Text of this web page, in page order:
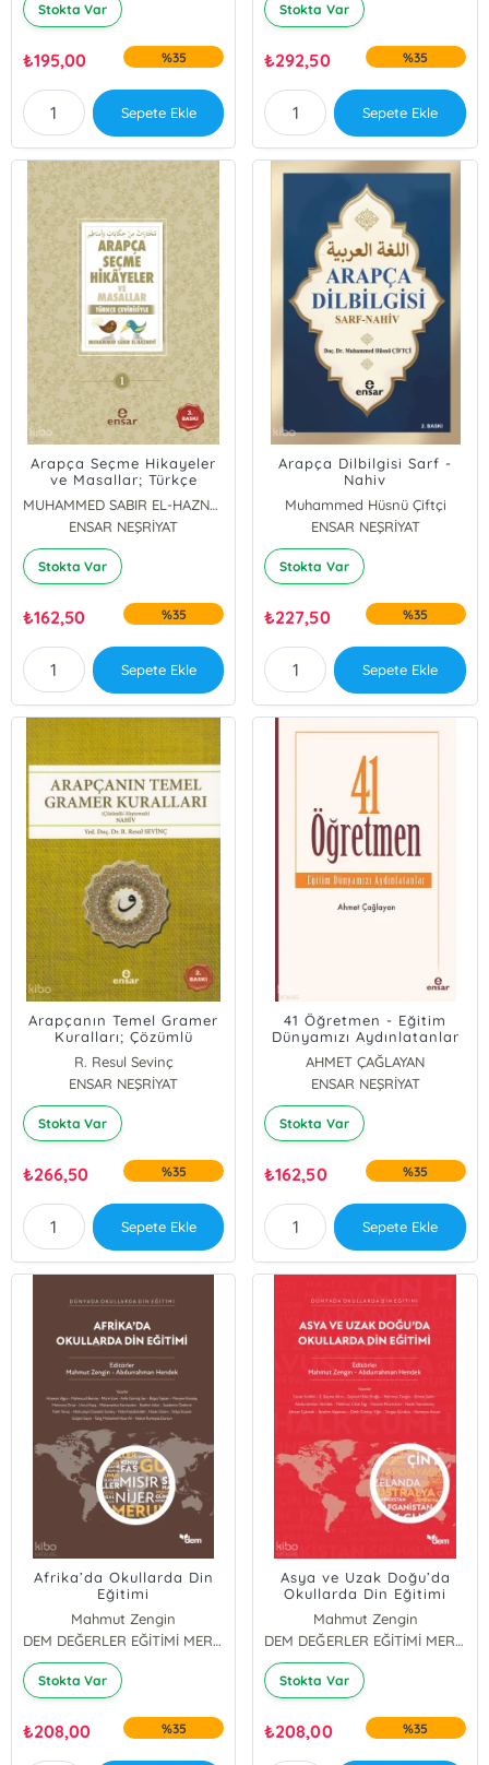
Stokta Var
₺195,00 %35
Sepete Ekle
Stokta Var
₺292,50 %35
Sepete Ekle
Arapça Seçme Hikayeler
ve Masallar; Türkçe
Çevirisiyle
MUHAMMED SABIR EL-HAZNEVİ
ENSAR NEŞRİYAT
Stokta Var
₺162,50 %35
Sepete Ekle
Arapça Dilbilgisi Sarf -
Nahiv
Muhammed Hüsnü Çiftçi
ENSAR NEŞRİYAT
Stokta Var
₺227,50 %35
Sepete Ekle
Arapçanın Temel Gramer
Kuralları; Çözümlü
Alıştırmalı - Nahiv
R. Resul Sevinç
ENSAR NEŞRİYAT
Stokta Var
₺266,50 %35
Sepete Ekle
41 Öğretmen - Eğitim
Dünyamızı Aydınlatanlar
AHMET ÇAĞLAYAN
ENSAR NEŞRİYAT
Stokta Var
₺162,50 %35
Sepete Ekle
Afrika’da Okullarda Din
Eğitimi
Mahmut Zengin
Abdurrahman Hendek
DEM DEĞERLER EĞİTİMİ MERKEZİ YAYINLARI
Stokta Var
₺208,00 %35
Asya ve Uzak Doğu’da
Okullarda Din Eğitimi
Mahmut Zengin
Abdurrahman Hendek
DEM DEĞERLER EĞİTİMİ MERKEZİ YAYINLARI
Stokta Var
₺208,00 %35